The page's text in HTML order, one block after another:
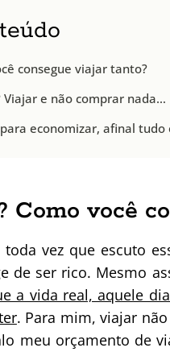
consegue viajar tanto?
Viajar e não comprar nada…
economizar, afinal tudo
Como você
toda vez que escuto
de ser rico. Mesmo
a vida real, aquele
. Para mim, viajar
meu orçamento de